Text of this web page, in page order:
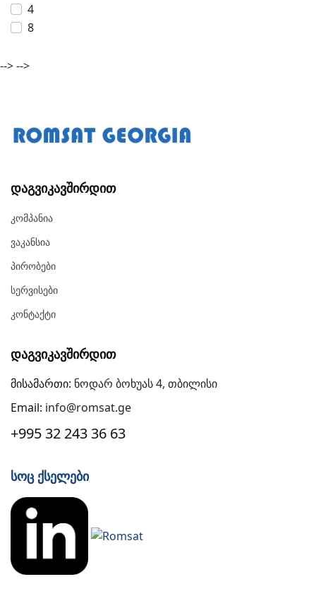
4
8
-->-->
Დაგვიკავშირდით
Კომპანია
Ვაკანსია
Პირობები
Სერვისები
Კონტაქტი
Დაგვიკავშირდით
მისამართი: ნოდარ ბოხუას 4, თბილისი
Email: info@romsat.ge
+995 32 243 36 63
Სოც Ქსელები